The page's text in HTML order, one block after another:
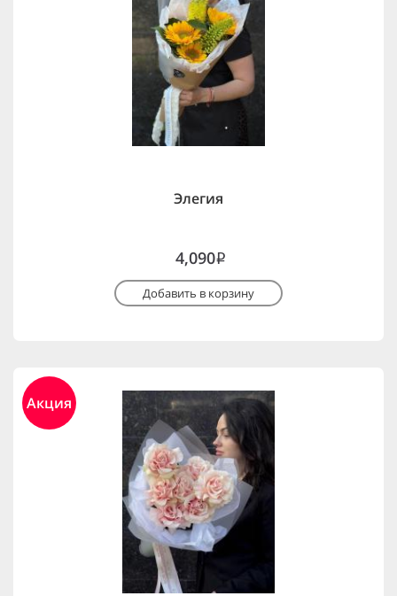
Элегия
4,090i
Добавить в корзину
Акция